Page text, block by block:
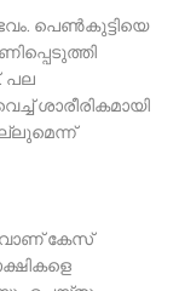
പെണ്‍കുട്ടിയെ
പല
ശാരീരികമായി
കേസ്